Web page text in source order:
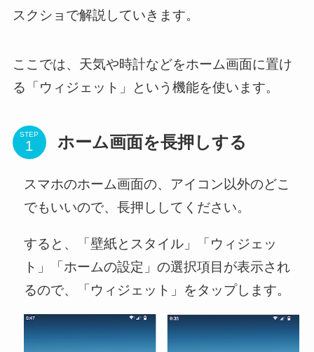
スクショで解説していきます。
ここでは、天気や時計などをホーム画面に置け
る「ウィジェット」という機能を使います。
STEP ホーム画面を長押しする
スマホのホーム画面の、アイコン以外のどこ
でもいいので、長押ししてください。
すると、「壁紙とスタイル」「ウィジェッ
ト」「ホームの設定」の選択項目が表示され
るので、「ウィジェット」をタップします。